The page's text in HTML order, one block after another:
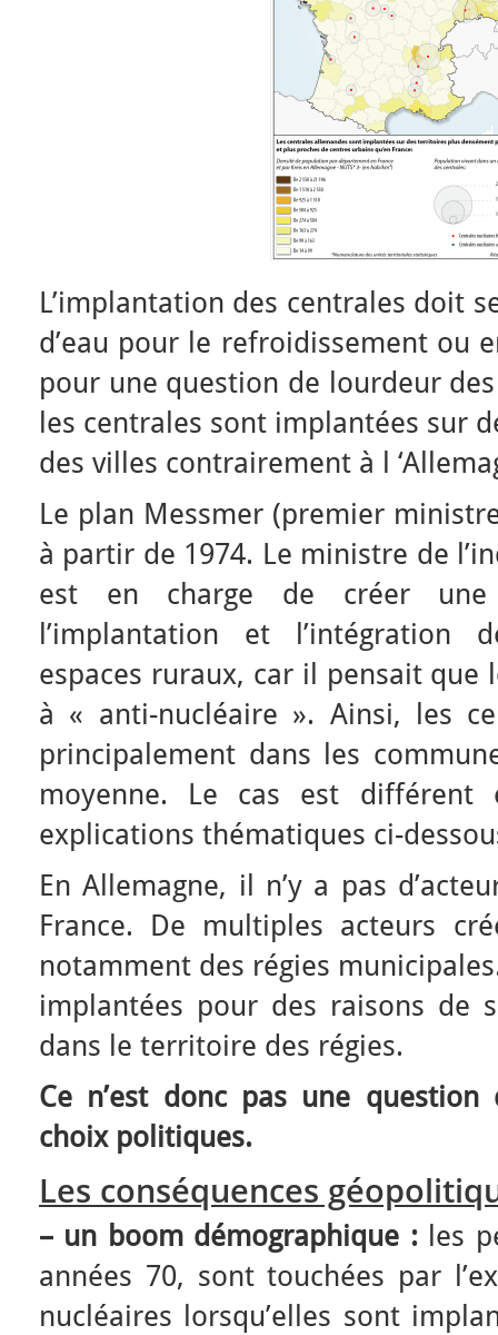
L’implantation des centrales doit
d’eau pour le refroidissement ou
pour une question de lourdeur
les centrales sont implantées sur
des villes contrairement à l
Le plan Messmer (premier
à partir de 1974. Le ministre de
est en charge de créer
l’implantation et l’intégration
espaces ruraux, car il pensait que
à « anti-nucléaire ». Ainsi, les
principalement dans les
moyenne. Le cas est différent
explications thématiques ci-
En Allemagne, il n’y a pas
France. De multiples acteurs
notamment des régies
implantées pour des raisons de
dans le territoire des régies.
Ce n’est donc pas une
choix politiques.
Les conséquences
– un boom démographique :les
années 70, sont touchées par
nucléaires lorsqu’elles sont